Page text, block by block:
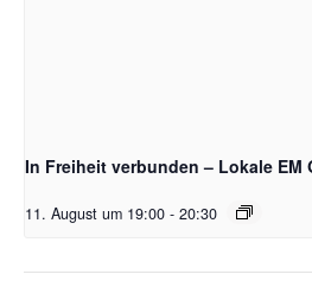
In Freiheit verbunden – Lokale EM
11. August um 19:00 - 20:30